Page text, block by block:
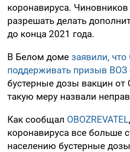
коронавируса.
разрешать делать
до конца 2021 года.
В Белом доме заявили,
поддерживать призыв ВОЗ
бустерные дозы вакцин от
такую меру назвали
Как сообщал OBOZREVATEL
коронавируса все больше
населению бустерные